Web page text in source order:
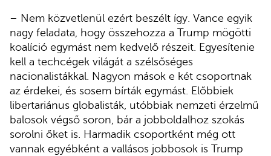
– Nem közvetlenül ezért beszélt így. Vance egyik
nagy feladata, hogy összehozza a Trump mögötti
koalíció egymást nem kedvelő részeit. Egyesítenie
kell a techcégek világát a szélsőséges
nacionalistákkal. Nagyon mások e két csoportnak
az érdekei, és sosem bírták egymást. Előbbiek
libertariánus globalisták, utóbbiak nemzeti érzelmű
balosok végső soron, bár a jobboldalhoz szokás
sorolni őket is. Harmadik csoportként még ott
vannak egyébként a vallásos jobbosok is Trump